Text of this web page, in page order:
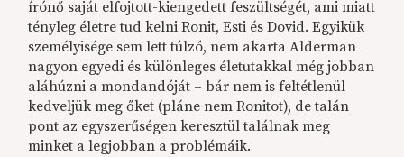
írónő saját elfojtott-kiengedett feszültségét, ami miatt
tényleg életre tud kelni Ronit, Esti és Dovid. Egyikük
személyisége sem lett túlzó, nem akarta Alderman
nagyon egyedi és különleges életutakkal még jobban
aláhúzni a mondandóját – bár nem is feltétlenül
kedveljük meg őket (pláne nem Ronitot), de talán
pont az egyszerűségen keresztül találnak meg
minket a legjobban a problémáik.